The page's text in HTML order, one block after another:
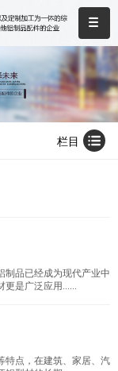
栏目
制品已经成为现代产业中
更是广泛应用......
特点，在建筑、家居、汽